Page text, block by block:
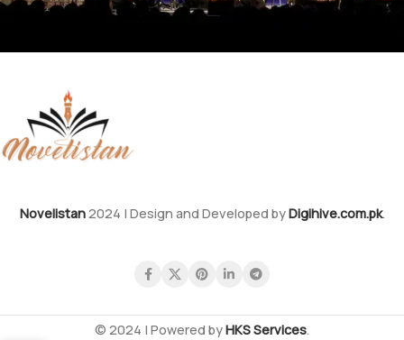
Novelistan2024 | Design and Developed byDigihive.com.pk.
© 2024 | Powered byHKS Services.